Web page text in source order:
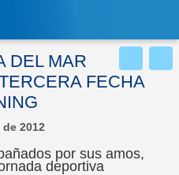
DEL MAR
FECHA
2012
por sus amos,
deportiva